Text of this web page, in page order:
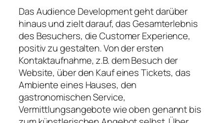
Das Audience Development geht darüber
hinaus und zielt darauf, das Gesamterlebnis
des Besuchers, die Customer Experience,
positiv zu gestalten. Von der ersten
Kontaktaufnahme, z.B. dem Besuch der
Website, über den Kauf eines Tickets, das
Ambiente eines Hauses, den
gastronomischen Service,
Vermittlungsangebote wie oben genannt bis